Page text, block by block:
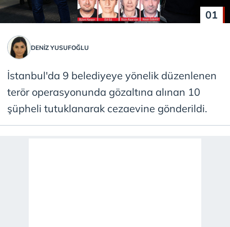
01
DENIZ YUSUFOĞLU
İstanbul'da 9 belediyeye yönelik düzenlenen
terör operasyonunda gözaltına alınan 10
şüpheli tutuklanarak cezaevine gönderildi.